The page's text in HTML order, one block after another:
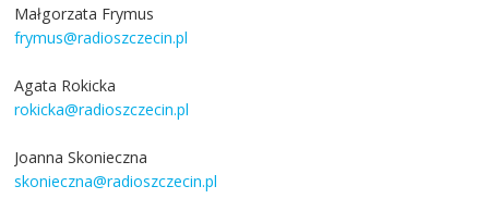
Małgorzata Frymus
frymus@radioszczecin.pl
Agata Rokicka
rokicka@radioszczecin.pl
Joanna Skonieczna
skonieczna@radioszczecin.pl